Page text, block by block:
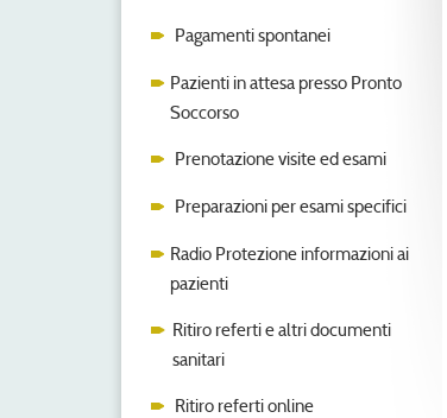
Pagamenti spontanei
Pazienti in attesa presso Pronto
Soccorso
Prenotazione visite ed esami
Preparazioni per esami specifici
Radio Protezione informazioni ai
pazienti
Ritiro referti e altri documenti
sanitari
Ritiro referti online